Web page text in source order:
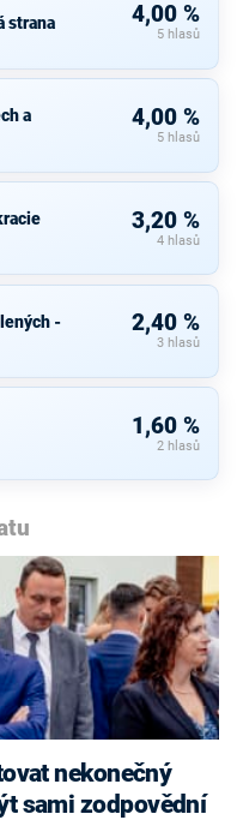
strana 4,00 %
5 hlasů
a
4,00 %
5 hlasů
3,20 %
4 hlasů
-
2,40 %
3 hlasů
1,60 %
2 hlasů
sami zodpovědní